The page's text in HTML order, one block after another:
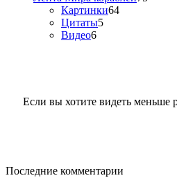
Картинки64
Цитаты5
Видео6
Если вы хотите видеть меньше
Последние комментарии